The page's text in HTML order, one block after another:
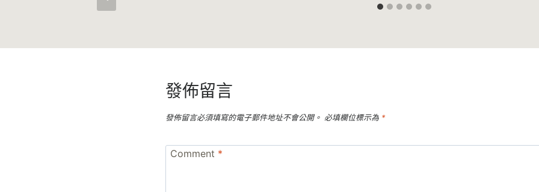
發佈留言
發佈留言必須填寫的電子郵件地址不會公開。 必填欄位標示為 *
Comment *